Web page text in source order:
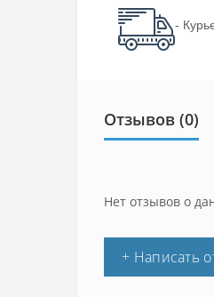
-
Отзывов (0)
Нет отзывов о
+ Написать